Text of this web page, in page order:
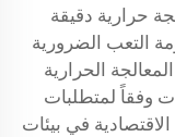
حرارية دقيقة
التعب الضرورية
الحرارية
وفقاً لمتطلبات
في بيئات